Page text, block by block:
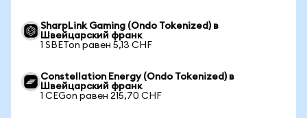
SharpLink Gaming (Ondo Tokenized) в
Швейцарский франк
1 SBETon равен 5,13 CHF
Constellation Energy (Ondo Tokenized) в
Швейцарский франк
1 CEGon равен 215,70 CHF